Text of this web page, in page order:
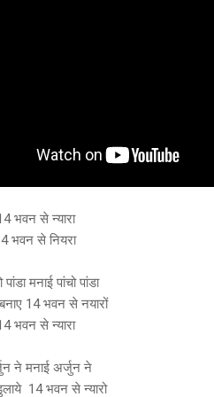
भवन से न्यारा
भवन से नियरा
मनाई पांचो पांडा
14 भवन से नयारों
भवन से न्यारा
ने मनाई अर्जुन ने
14 भवन से न्यारो